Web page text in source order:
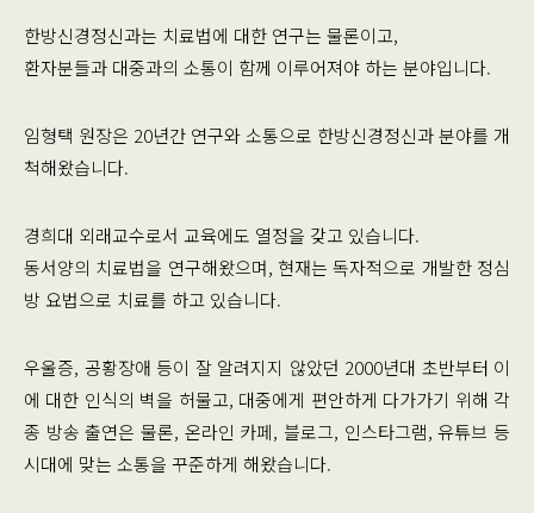
한방신경정신과는 치료법에 대한 연구는 물론이고,
환자분들과 대중과의 소통이 함께 이루어져야 하는 분야입니다.
임형택 원장은 20년간 연구와 소통으로 한방신경정신과 분야를 개
척해왔습니다.
경희대 외래교수로서 교육에도 열정을 갖고 있습니다.
동서양의 치료법을 연구해왔으며, 현재는 독자적으로 개발한 정심
방 요법으로 치료를 하고 있습니다.
우울증, 공황장애 등이 잘 알려지지 않았던 2000년대 초반부터 이
에 대한 인식의 벽을 허물고, 대중에게 편안하게 다가가기 위해 각
종 방송 출연은 물론, 온라인 카페, 블로그, 인스타그램, 유튜브 등
시대에 맞는 소통을 꾸준하게 해왔습니다.